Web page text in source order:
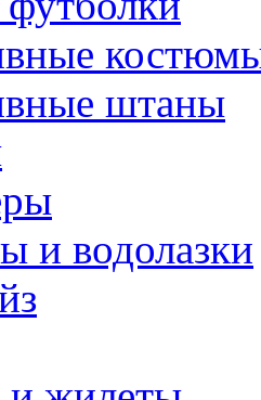
штаны
и водолазки